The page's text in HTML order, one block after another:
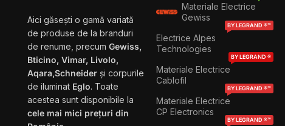
Aici găsești o gamă variată
de produse de la branduri
de renume, precum Gewiss,
Bticino, Vimar, Livolo,
Aqara,Schneider și corpurile
de iluminat Eglo. Toate
acestea sunt disponibile la
cele mai mici prețuri din
Materiale Electrice
Gewiss
Electrice Alpes
Technologies
BY LEGRAND ®™
Materiale Electrice
Cablofil
BY LEGRAND ®
Materiale Electrice
CP Electronics
BY LEGRAND ®™
BY LEGRAND ®™